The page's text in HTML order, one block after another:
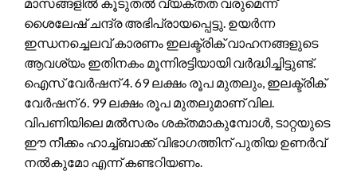
ശൈലേഷ് ചന്ദ്ര അഭിപ്രായപ്പെട്ടു. ഉയർന്ന
ഇന്ധനച്ചെലവ് കാരണം ഇലക്ട്രിക് വാഹനങ്ങളുടെ
ആവശ്യം ഇതിനകം മൂന്നിരട്ടിയായി വർദ്ധിച്ചിട്ടുണ്ട്.
ഐസ് വേർഷന് 4. 69 ലക്ഷം രൂപ മുതലും, ഇലക്ട്രിക്
വേർഷന് 6. 99 ലക്ഷം രൂപ മുതലുമാണ് വില.
വിപണിയിലെ മൽസരം ശക്തമാകുമ്പോൾ, ടാറ്റയുടെ
ഈ നീക്കം ഹാച്ച്ബാക്ക് വിഭാഗത്തിന് പുതിയ ഉണർവ്
നൽകുമോ എന്ന് കണ്ടറിയണം.